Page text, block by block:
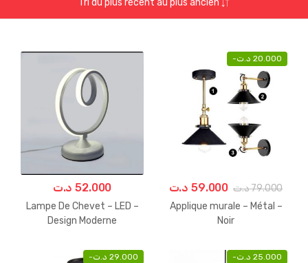
52.000 د.ت
Lampe De Chevet – LED –
Design Moderne
- 20.000 د.ت
59.000 د.ت 79.000د.ت
Applique murale – Métal –
Noir
- 29.000 د.ت - 25.000 د.ت